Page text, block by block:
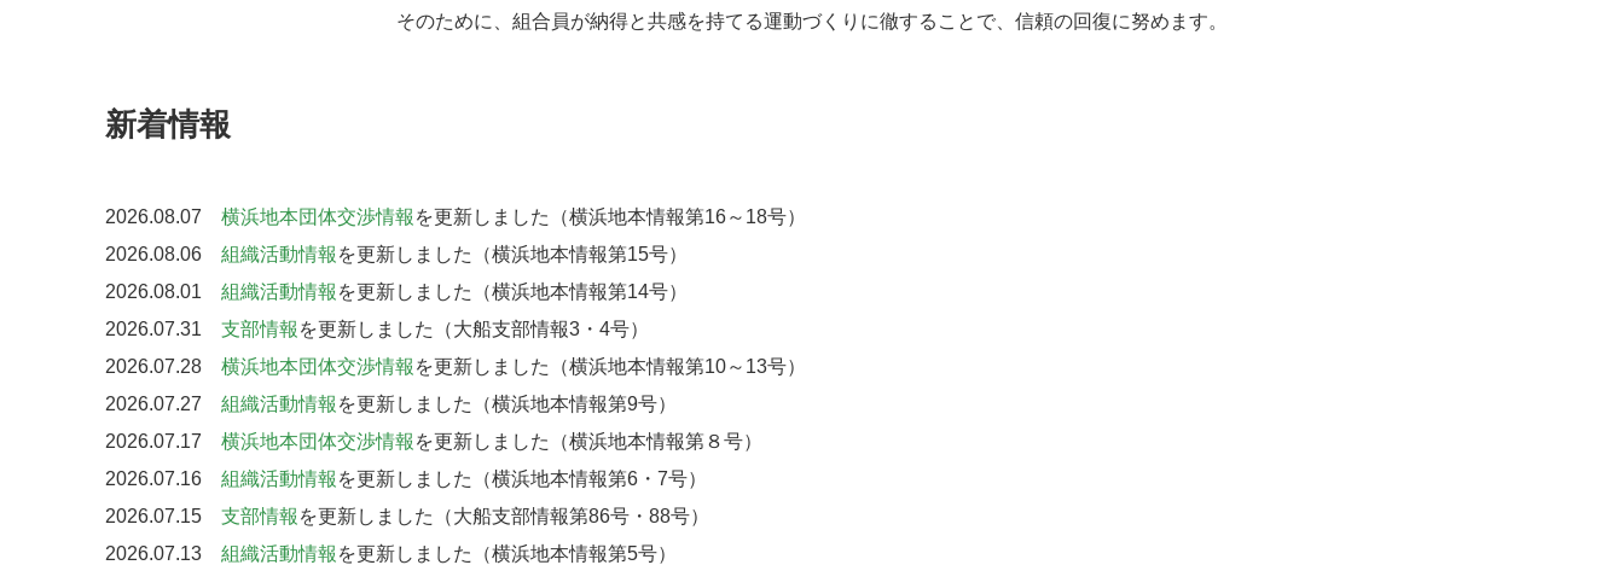
そのために、組合員が納得と共感を持てる運動づくりに徹することで、信頼の回復に努めます。
新着情報
2026.08.07 横浜地本団体交渉情報 を更新しました（横浜地本情報第16～18号）
2026.08.06 組織活動情報 を更新しました（横浜地本情報第15号）
2026.08.01 組織活動情報 を更新しました（横浜地本情報第14号）
2026.07.31 支部情報 を更新しました（大船支部情報3・4号）
2026.07.28 横浜地本団体交渉情報 を更新しました（横浜地本情報第10～13号）
2026.07.27 組織活動情報 を更新しました（横浜地本情報第9号）
2026.07.17 横浜地本団体交渉情報 を更新しました（横浜地本情報第８号）
2026.07.16 組織活動情報 を更新しました（横浜地本情報第6・7号）
2026.07.15 支部情報 を更新しました（大船支部情報第86号・88号）
2026.07.13 組織活動情報 を更新しました（横浜地本情報第5号）